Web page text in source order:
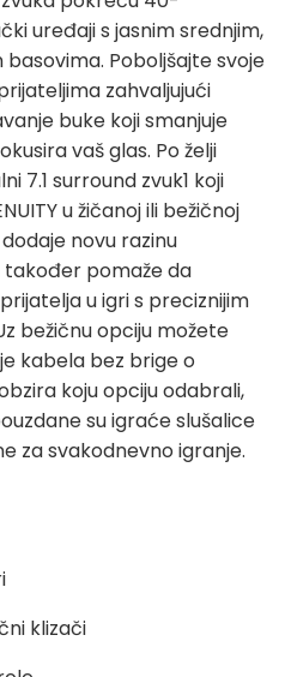
uređaji s jasnim srednjim,
Poboljšajte svoje
zahvaljujući
buke koji smanjuje
vaš glas. Po želji
7.1 surround zvuk1 koji
u žičanoj ili bežičnoj
novu razinu
pomaže da
u igri s preciznijim
bežičnu opciju možete
kabela bez brige o
koju opciju odabrali,
su igraće slušalice
za svakodnevno igranje.
klizači